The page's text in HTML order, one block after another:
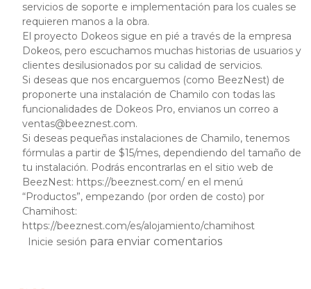
servicios de soporte e implementación para los cuales se
requieren manos a la obra.
El proyecto Dokeos sigue en pié a través de la empresa
Dokeos, pero escuchamos muchas historias de usuarios y
clientes desilusionados por su calidad de servicios.
Si deseas que nos encarguemos (como BeezNest) de
proponerte una instalación de Chamilo con todas las
funcionalidades de Dokeos Pro, envianos un correo a
ventas@beeznest.com.
Si deseas pequeñas instalaciones de Chamilo, tenemos
fórmulas a partir de $15/mes, dependiendo del tamaño de
tu instalación. Podrás encontrarlas en el sitio web de
BeezNest: https://beeznest.com/ en el menú
“Productos”, empezando (por orden de costo) por
Chamihost:
https://beeznest.com/es/alojamiento/chamihost
Inicie sesión para enviar comentarios